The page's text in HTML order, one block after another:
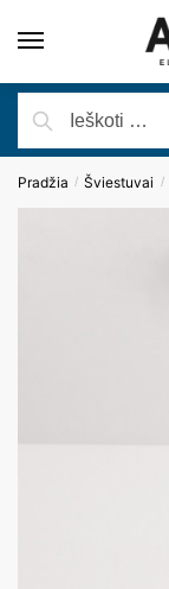
Pradžia / Šviestuvai /